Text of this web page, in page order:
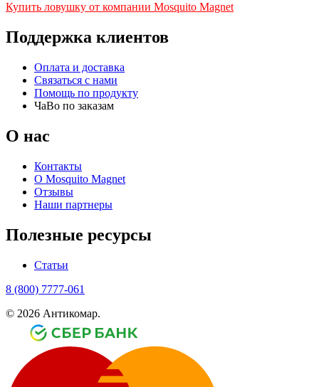
Купить ловушку от компании Mosquito Magnet
Поддержка клиентов
Оплата и доставка
Связаться с нами
Помощь по продукту
ЧаВо по заказам
О нас
Контакты
О Mosquito Magnet
Отзывы
Наши партнеры
Полезные ресурсы
Статьи
8 (800) 7777-061
© 2026 Антикомар.